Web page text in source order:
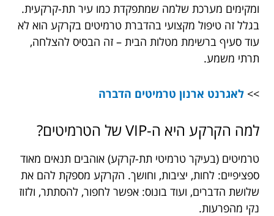
ומקימים מערכת שלמה שמתפקדת כמו עיר תת-קרקעית.
בגלל זה טיפול מקצועי בהדברת טרמיטים בקרקע הוא לא
עוד סעיף ברשימת מטלות הבית – זה הבסיס להצלחה,
תרתי משמע.
>> לאגרנט ארנון טרמיטים הדברה
למה הקרקע היא ה-VIP של הטרמיטים?
טרמיטים (בעיקר טרמיטי תת-קרקע) אוהבים תנאים מאוד
ספציפיים: לחות, יציבות, וחושך. הקרקע מספקת להם את
שלושת הדברים, ועוד בונוס: אפשר לחפור, להסתתר, ולזוז
נקי מהפרעות.